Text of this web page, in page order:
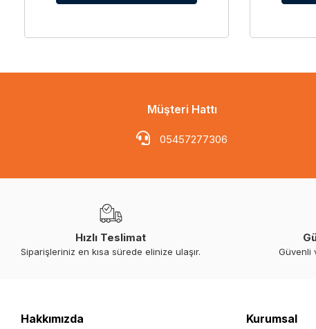
Müşteri Hattı
05457277306
Hızlı Teslimat
Siparişleriniz en kısa sürede elinize ulaşır. Güvenli
Hakkımızda Kurumsal